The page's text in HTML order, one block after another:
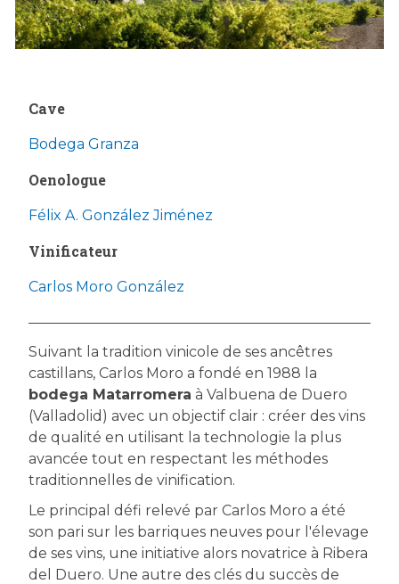
Cave
Bodega Granza
Oenologue
Félix A. González Jiménez
Vinificateur
Carlos Moro González
Suivant la tradition vinicole de ses ancêtres
castillans, Carlos Moro a fondé en 1988 la
bodega Matarromera à Valbuena de Duero
(Valladolid) avec un objectif clair : créer des vins
de qualité en utilisant la technologie la plus
avancée tout en respectant les méthodes
traditionnelles de vinification.
Le principal défi relevé par Carlos Moro a été
son pari sur les barriques neuves pour l'élevage
de ses vins, une initiative alors novatrice à Ribera
del Duero. Une autre des clés du succès de